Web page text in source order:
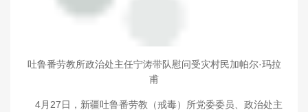
吐鲁番劳教所政治处主任宁涛带队慰问受灾村民加帕尔·玛拉
甫
4月27日，新疆吐鲁番劳教（戒毒）所党委委员、政治处主